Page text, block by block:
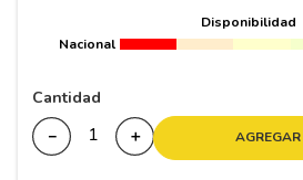
Disponibilidad
Nacional
Cantidad
＋
－